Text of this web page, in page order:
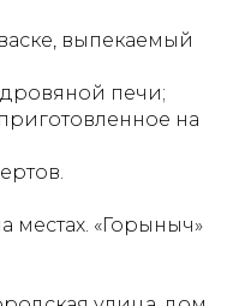
выпекаемый
дровяной печи;
на
местах. «Горыныч»